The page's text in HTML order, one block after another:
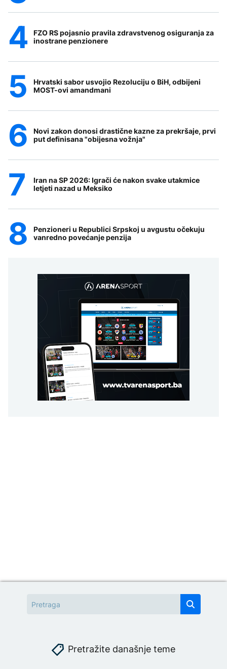
FZO RS pojasnio pravila zdravstvenog osiguranja za
inostrane penzionere
Hrvatski sabor usvojio Rezoluciju o BiH, odbijeni
MOST-ovi amandmani
Novi zakon donosi drastične kazne za prekršaje, prvi
put definisana "obijesna vožnja"
Iran na SP 2026: Igrači će nakon svake utakmice
letjeti nazad u Meksiko
Penzioneri u Republici Srpskoj u avgustu očekuju
vanredno povećanje penzija
Pretražite današnje teme